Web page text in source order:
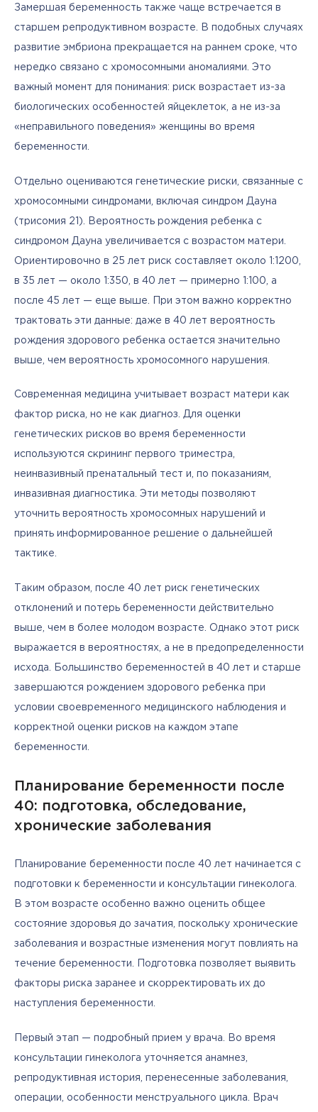
Замершая беременность также чаще встречается в
старшем репродуктивном возрасте. В подобных случаях
развитие эмбриона прекращается на раннем сроке, что
нередко связано с хромосомными аномалиями. Это
важный момент для понимания: риск возрастает из-за
биологических особенностей яйцеклеток, а не из-за
«неправильного поведения» женщины во время
беременности.
Отдельно оцениваются генетические риски, связанные с
хромосомными синдромами, включая синдром Дауна
(трисомия 21). Вероятность рождения ребенка с
синдромом Дауна увеличивается с возрастом матери.
Ориентировочно в 25 лет риск составляет около 1:1200,
в 35 лет — около 1:350, в 40 лет — примерно 1:100, а
после 45 лет — еще выше. При этом важно корректно
трактовать эти данные: даже в 40 лет вероятность
рождения здорового ребенка остается значительно
выше, чем вероятность хромосомного нарушения.
Современная медицина учитывает возраст матери как
фактор риска, но не как диагноз. Для оценки
генетических рисков во время беременности
используются скрининг первого триместра,
неинвазивный пренатальный тест и, по показаниям,
инвазивная диагностика. Эти методы позволяют
уточнить вероятность хромосомных нарушений и
принять информированное решение о дальнейшей
тактике.
Таким образом, после 40 лет риск генетических
отклонений и потерь беременности действительно
выше, чем в более молодом возрасте. Однако этот риск
выражается в вероятностях, а не в предопределенности
исхода. Большинство беременностей в 40 лет и старше
завершаются рождением здорового ребенка при
условии своевременного медицинского наблюдения и
корректной оценки рисков на каждом этапе
беременности.
Планирование беременности после
40: подготовка, обследование,
хронические заболевания
Планирование беременности после 40 лет начинается с
подготовки к беременности и консультации гинеколога.
В этом возрасте особенно важно оценить общее
состояние здоровья до зачатия, поскольку хронические
заболевания и возрастные изменения могут повлиять на
течение беременности. Подготовка позволяет выявить
факторы риска заранее и скорректировать их до
наступления беременности.
Первый этап — подробный прием у врача. Во время
консультации гинеколога уточняется анамнез,
репродуктивная история, перенесенные заболевания,
операции, особенности менструального цикла. Врач